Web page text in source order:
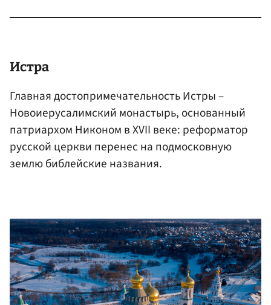
Истра
Главная достопримечательность Истры –
Новоиерусалимский монастырь, основанный
патриархом Никоном в XVII веке: реформатор
русской церкви перенес на подмосковную
землю библейские названия.